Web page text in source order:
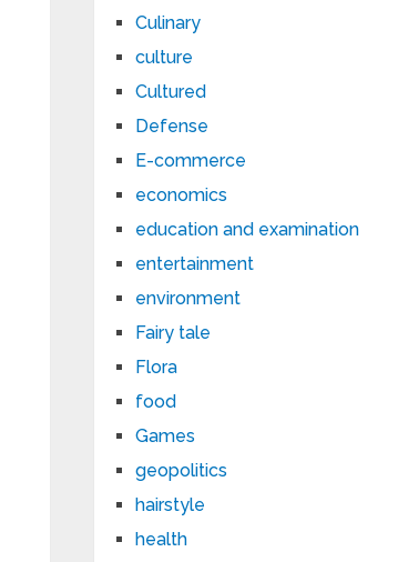
Culinary
culture
Cultured
Defense
E-commerce
economics
education and examination
entertainment
environment
Fairy tale
Flora
food
Games
geopolitics
hairstyle
health